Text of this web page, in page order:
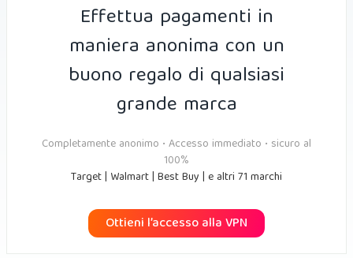
Effettua pagamenti in
maniera anonima con un
buono regalo di qualsiasi
grande marca
Completamente anonimo • Accesso immediato • sicuro al
100%
Target | Walmart | Best Buy | e altri 71 marchi
Ottieni l’accesso alla VPN